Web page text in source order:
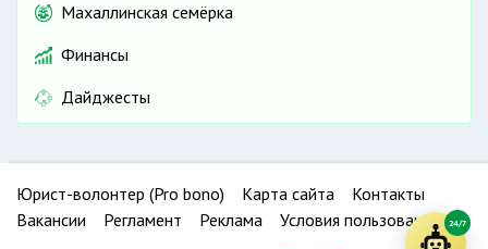
Махаллинская семёрка
Финансы
Дайджесты
Юрист-волонтер (Pro bono) Карта сайта
Контакты
Вакансии
Регламент Реклама Условия пользования 24/7